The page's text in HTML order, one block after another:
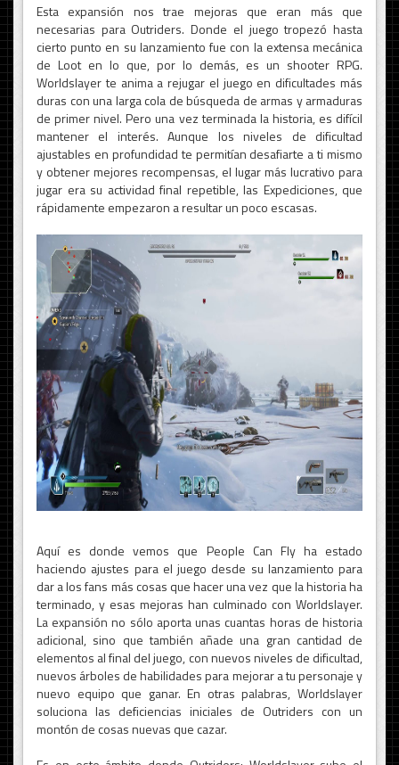
Esta expansión nos trae mejoras que eran más que
necesarias para Outriders. Donde el juego tropezó hasta
cierto punto en su lanzamiento fue con la extensa mecánica
de Loot en lo que, por lo demás, es un shooter RPG.
Worldslayer te anima a rejugar el juego en dificultades más
duras con una larga cola de búsqueda de armas y armaduras
de primer nivel. Pero una vez terminada la historia, es difícil
mantener el interés. Aunque los niveles de dificultad
ajustables en profundidad te permitían desafiarte a ti mismo
y obtener mejores recompensas, el lugar más lucrativo para
jugar era su actividad final repetible, las Expediciones, que
rápidamente empezaron a resultar un poco escasas.
Aquí es donde vemos que People Can Fly ha estado
haciendo ajustes para el juego desde su lanzamiento para
dar a los fans más cosas que hacer una vez que la historia ha
terminado, y esas mejoras han culminado con Worldslayer.
La expansión no sólo aporta unas cuantas horas de historia
adicional, sino que también añade una gran cantidad de
elementos al final del juego, con nuevos niveles de dificultad,
nuevos árboles de habilidades para mejorar a tu personaje y
nuevo equipo que ganar. En otras palabras, Worldslayer
soluciona las deficiencias iniciales de Outriders con un
montón de cosas nuevas que cazar.